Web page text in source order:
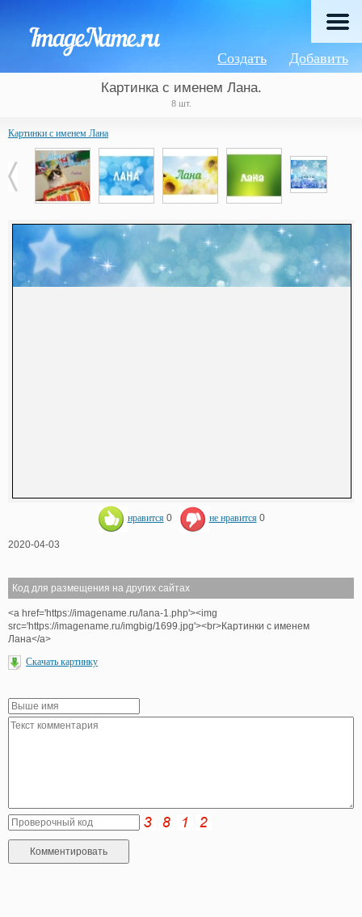
Добавить
Создать
Картинка с именем Лана.
8 шт.
Картинки с именем Лана
нравится 0 не нравится 0
2020-04-03
Код для размещения на других сайтах
<a href='https://imagename.ru/lana-1.php'><img
src='https://imagename.ru/imgbig/1699.jpg'><br>Картинки с именем
Лана</a>
Скачать картинку